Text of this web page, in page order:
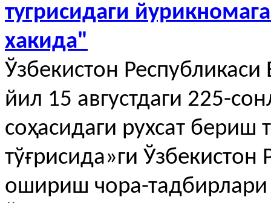
тугрисидаги
хакида"
Ўзбекистон
йил 15 августдаги 225-
соҳасидаги рухсат бериш
тўғрисида»ги
ошириш чора-тадбирлари